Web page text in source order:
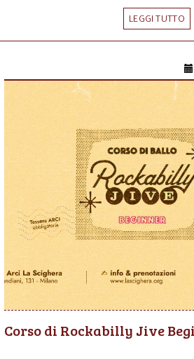
LEGGI TUTTO
Corso di Rockabilly Jive